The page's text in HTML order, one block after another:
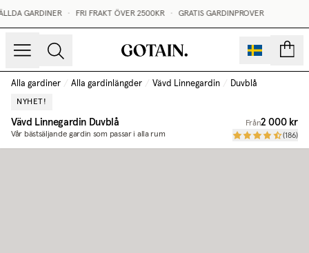
GARDINER FRI FRAKT ÖVER 2500KR GRATIS GARDINPROVER
Alla gardiner / Alla gardinlängder / Vävd Linnegardin / Duvblå
NYHET!
Vävd Linnegardin Duvblå
Vår bästsäljande gardin som passar i alla rum
Från2 000 kr
(186)